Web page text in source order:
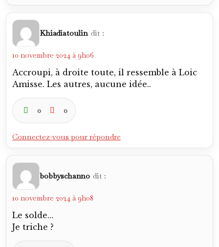
Khiadiatoulin dit :
10 novembre 2024 à 9h06
Accroupi, à droite toute, il ressemble à Loic
Amisse. Les autres, aucune idée..
0 0
Connectez-vous pour répondre
bobbyschanno dit :
10 novembre 2024 à 9h08
Le solde…
Je triche ?